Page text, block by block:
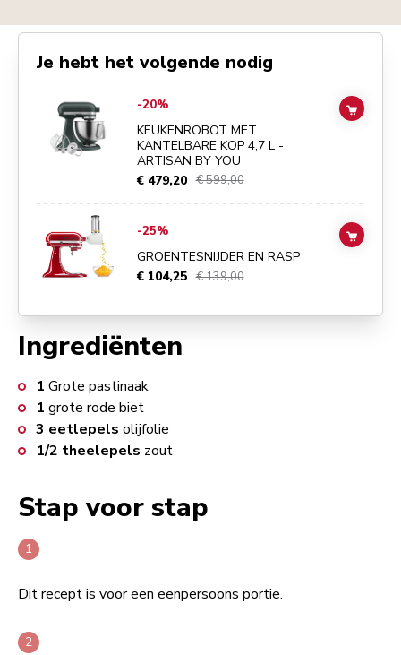
Ingrediënten
1 Grote pastinaak
1 grote rode biet
3 eetlepels olijfolie
1/2 theelepels zout
Stap voor stap
Dit recept is voor een eenpersoons portie.
Je hebt het volgende nodig
Go toKEUKENROBOT MET KANTELBARE KOP 4,7 L - ARTISAN BY
-20%
KEUKENROBOT MET
KANTELBARE KOP 4,7 L -
ARTISAN BY YOU
€ 479,20 € 599,00
ADD
GROENTESNIJDER EN RASP
-25%
GROENTESNIJDER EN RASP
€ 104,25 € 139,00
ADD